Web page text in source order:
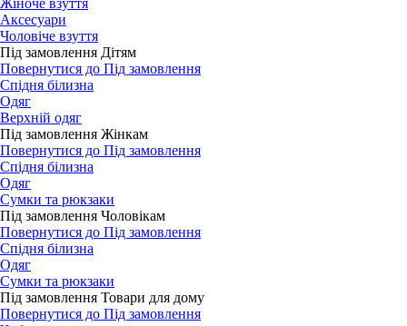
Жіноче взуття
Аксесуари
Чоловіче взуття
Під замовлення Дітям
Повернутися до Під замовлення
Спідня білизна
Одяг
Верхній одяг
Під замовлення Жінкам
Повернутися до Під замовлення
Спідня білизна
Одяг
Сумки та рюкзаки
Під замовлення Чоловікам
Повернутися до Під замовлення
Спідня білизна
Одяг
Сумки та рюкзаки
Під замовлення Товари для дому
Повернутися до Під замовлення